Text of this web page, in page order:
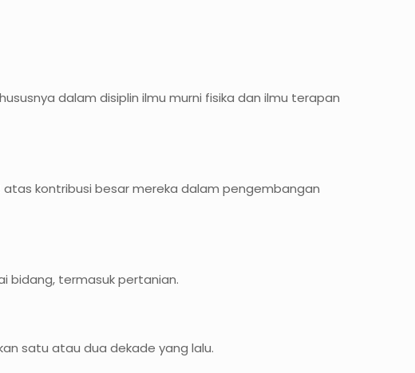
dalam disiplin ilmu murni fisika dan ilmu terapan
atas kontribusi besar mereka dalam pengembangan
bidang, termasuk pertanian.
satu atau dua dekade yang lalu.